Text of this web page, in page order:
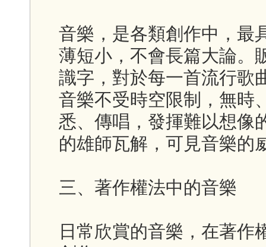
音樂，是各類創作中，最
薄短小，不會長篇大論。
識字，對於每一首流行歌
音樂不受時空限制，無時
悉、傳唱，發揮難以想像
的雄師瓦解，可見音樂的
三、著作權法中的音樂
日常欣賞的音樂，在著作